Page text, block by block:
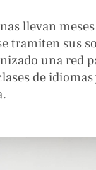
llevan
tramiten sus
una red
de